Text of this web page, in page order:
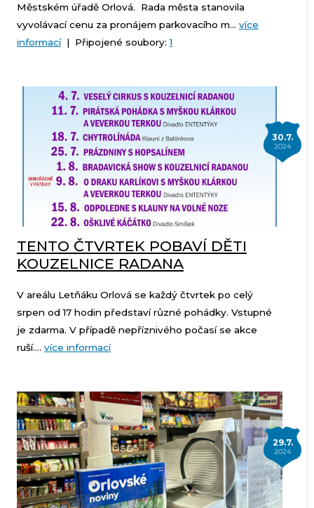
Městském úřadě Orlová. Rada města stanovila
vyvolávací cenu za pronájem parkovacího m... více
informací| Připojené soubory:1
30.7.
2024
TENTO ČTVRTEK POBAVÍ DĚTI
KOUZELNICE RADANA
V areálu Letňáku Orlová se každý čtvrtek po celý
srpen od 17 hodin představí různé pohádky. Vstupné
je zdarma. V případě nepříznivého počasí se akce
ruší.... více informací
29.7.
2024